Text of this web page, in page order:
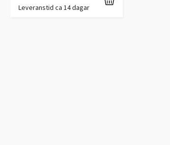
Leveranstid ca 14 dagar